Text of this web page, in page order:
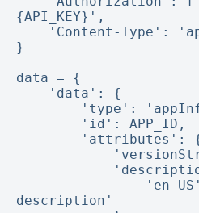
{API_KEY}',
}
data = {
description'